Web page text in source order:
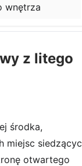
wnętrza
z litego
środka,
miejsc
otwartego